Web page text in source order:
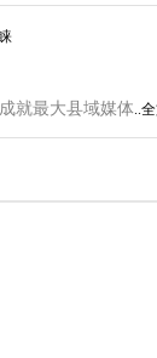
就最大县域媒体..